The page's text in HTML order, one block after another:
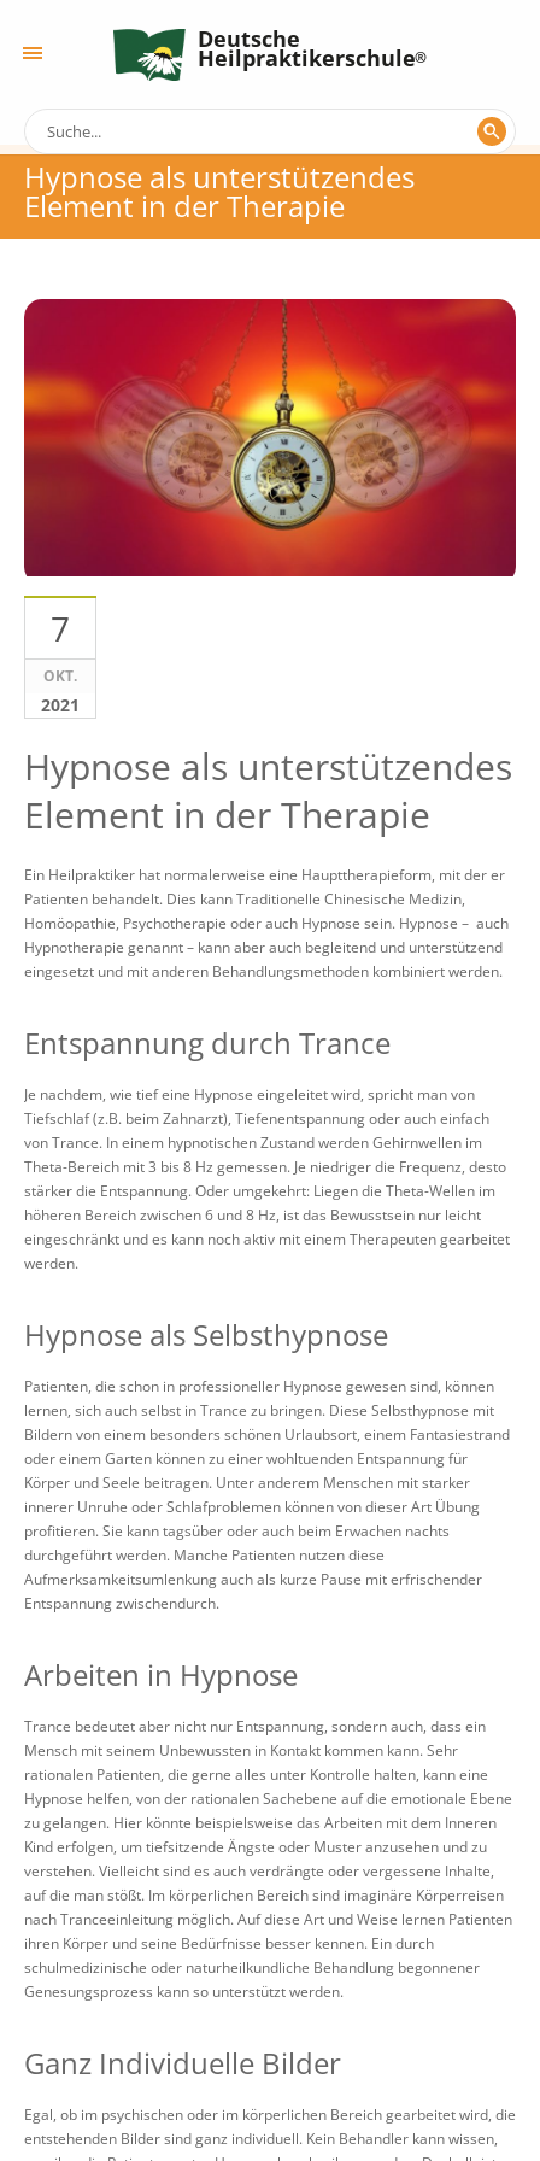
Deutsche
Heilpraktikerschule
Hypnose als unterstützendes
Element in der Therapie
7
OKT.
2021
Hypnose als unterstützendes
Element in der Therapie
Ein Heilpraktiker hat normalerweise eine Haupttherapieform, mit der er
Patienten behandelt. Dies kann Traditionelle Chinesische Medizin,
Homöopathie, Psychotherapie oder auch Hypnose sein. Hypnose – auch
Hypnotherapie genannt – kann aber auch begleitend und unterstützend
eingesetzt und mit anderen Behandlungsmethoden kombiniert werden.
Entspannung durch Trance
Je nachdem, wie tief eine Hypnose eingeleitet wird, spricht man von
Tiefschlaf (z.B. beim Zahnarzt), Tiefenentspannung oder auch einfach
von Trance. In einem hypnotischen Zustand werden Gehirnwellen im
Theta-Bereich mit 3 bis 8 Hz gemessen. Je niedriger die Frequenz, desto
stärker die Entspannung. Oder umgekehrt: Liegen die Theta-Wellen im
höheren Bereich zwischen 6 und 8 Hz, ist das Bewusstsein nur leicht
eingeschränkt und es kann noch aktiv mit einem Therapeuten gearbeitet
werden.
Hypnose als Selbsthypnose
Patienten, die schon in professioneller Hypnose gewesen sind, können
lernen, sich auch selbst in Trance zu bringen. Diese Selbsthypnose mit
Bildern von einem besonders schönen Urlaubsort, einem Fantasiestrand
oder einem Garten können zu einer wohltuenden Entspannung für
Körper und Seele beitragen. Unter anderem Menschen mit starker
innerer Unruhe oder Schlafproblemen können von dieser Art Übung
profitieren. Sie kann tagsüber oder auch beim Erwachen nachts
durchgeführt werden. Manche Patienten nutzen diese
Aufmerksamkeitsumlenkung auch als kurze Pause mit erfrischender
Entspannung zwischendurch.
Arbeiten in Hypnose
Trance bedeutet aber nicht nur Entspannung, sondern auch, dass ein
Mensch mit seinem Unbewussten in Kontakt kommen kann. Sehr
rationalen Patienten, die gerne alles unter Kontrolle halten, kann eine
Hypnose helfen, von der rationalen Sachebene auf die emotionale Ebene
zu gelangen. Hier könnte beispielsweise das Arbeiten mit dem Inneren
Kind erfolgen, um tiefsitzende Ängste oder Muster anzusehen und zu
verstehen. Vielleicht sind es auch verdrängte oder vergessene Inhalte,
auf die man stößt. Im körperlichen Bereich sind imaginäre Körperreisen
nach Tranceeinleitung möglich. Auf diese Art und Weise lernen Patienten
ihren Körper und seine Bedürfnisse besser kennen. Ein durch
schulmedizinische oder naturheilkundliche Behandlung begonnener
Genesungsprozess kann so unterstützt werden.
Ganz Individuelle Bilder
Egal, ob im psychischen oder im körperlichen Bereich gearbeitet wird, die
entstehenden Bilder sind ganz individuell. Kein Behandler kann wissen,